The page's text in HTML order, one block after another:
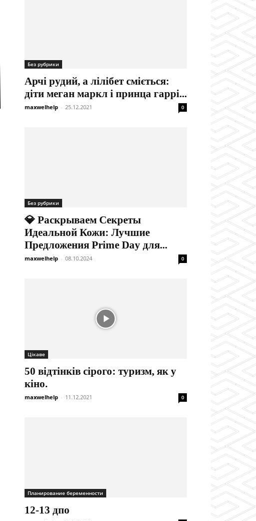
Без рубрики
Арчі рудий, а лілібет сміється:
діти меган маркл і принца гаррі...
maxwelhelp - 25.12.2021 0
Без рубрики
💎 Раскрываем Секреты
Идеальной Кожи: Лучшие
Предложения Prime Day для...
maxwelhelp - 08.10.2024 0
Цікаве
50 відтінків сірого: туризм, як у
кіно.
maxwelhelp - 11.12.2021 0
Планирование беременности
12-13 дпо